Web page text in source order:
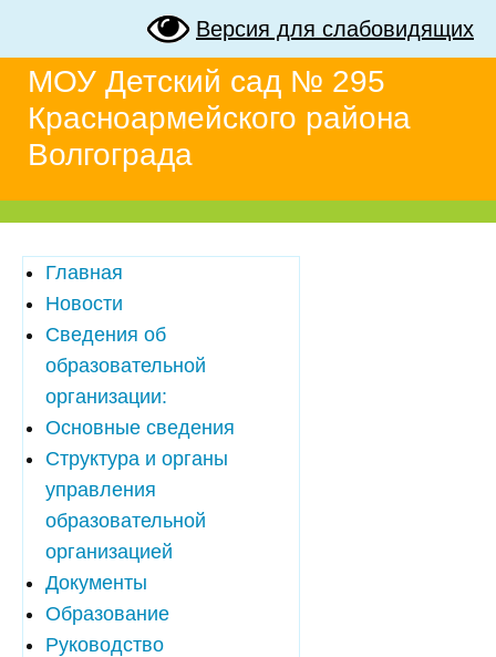
Версия для слабовидящих
МОУ Детский сад № 295
Красноармейского района
Волгограда
Главная
Новости
Сведения об
образовательной
организации:
Основные сведения
Структура и органы
управления
образовательной
организацией
Документы
Образование
Руководство